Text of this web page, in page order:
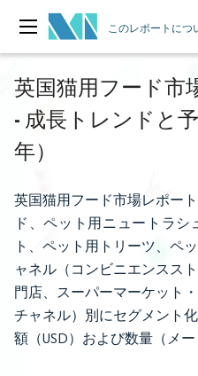
このレポートにつ
英国猫用フード市
- 成長トレンドと
年）
英国猫用フード市場レポー
ド、ペット用ニュートラ
ト、ペット用トリーツ、ペ
ャネル（コンビニエンスス
門店、スーパーマーケット
チャネル）別にセグメント
額（USD）および数量（メ